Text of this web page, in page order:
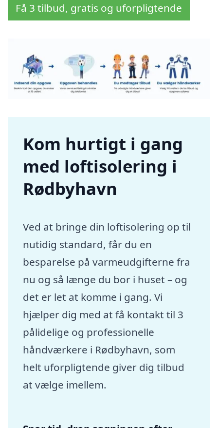
Få 3 tilbud, gratis og uforpligtende
Kom hurtigt i gang
med loftisolering i
Rødbyhavn
Ved at bringe din loftisolering op til
nutidig standard, får du en
besparelse på varmeudgifterne fra
nu og så længe du bor i huset – og
det er let at komme i gang. Vi
hjælper dig med at få kontakt til 3
pålidelige og professionelle
håndværkere i Rødbyhavn, som
helt uforpligtende giver dig tilbud
at vælge imellem.